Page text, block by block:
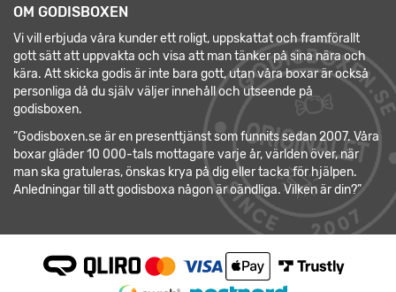
OM GODISBOXEN
Vi vill erbjuda våra kunder ett roligt, uppskattat och framförallt
gott sätt att uppvakta och visa att man tänker på sina nära och
kära. Att skicka godis är inte bara gott, utan våra boxar är också
personliga då du själv väljer innehåll och utseende på
godisboxen.
”Godisboxen.se är en presenttjänst som funnits sedan 2007. Våra
boxar gläder 10 000-tals mottagare varje år, världen över, när
man ska gratuleras, önskas krya på dig eller tacka för hjälpen.
Anledningar till att godisboxa någon är oändliga. Vilken är din?”